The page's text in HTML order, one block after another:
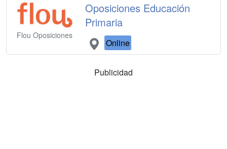
Flou Oposiciones
Oposiciones Educación
Primaria
Online
Publicidad